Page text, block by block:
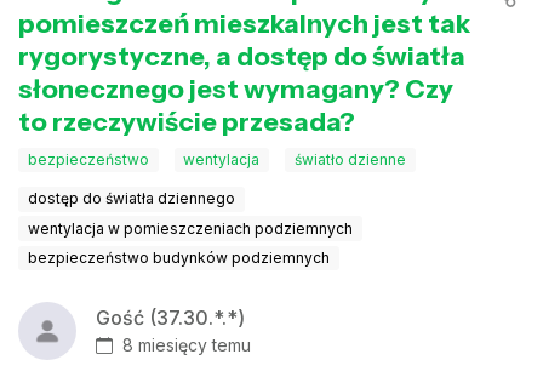
pomieszczeń mieszkalnych jest tak
rygorystyczne, a dostęp do światła
słonecznego jest wymagany? Czy
to rzeczywiście przesada?
bezpieczeństwo wentylacja światło dzienne
dostęp do światła dziennego
wentylacja w pomieszczeniach podziemnych
bezpieczeństwo budynków podziemnych
Gość (37.30.*.*)
8 miesięcy temu